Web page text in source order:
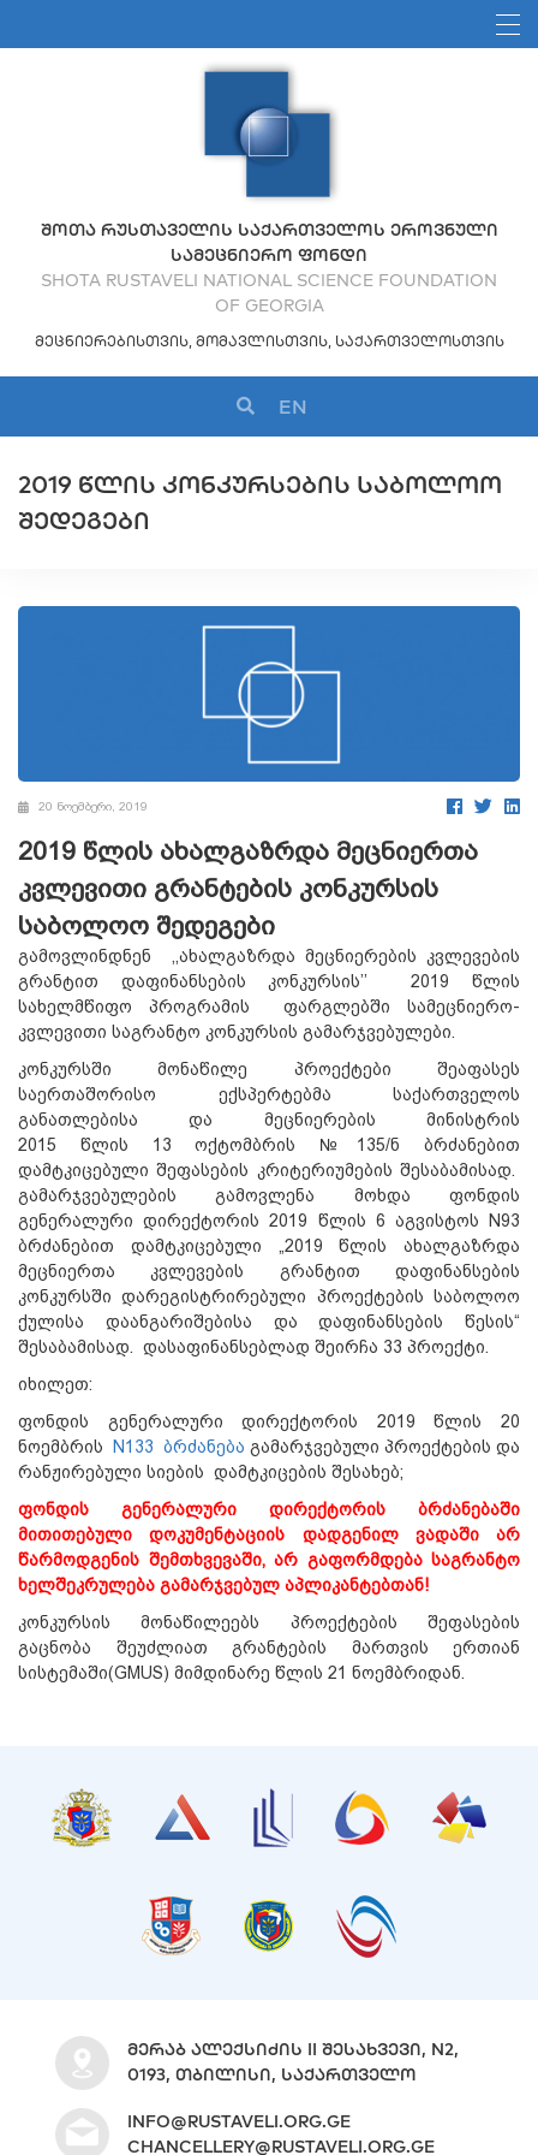
ᲨᲝᲗᲐ ᲠᲣᲡᲗᲐᲕᲔᲚᲘᲡ ᲡᲐᲥᲐᲠᲗᲕᲔᲚᲝᲡ ᲔᲠᲝᲕᲜᲣᲚᲘ
ᲡᲐᲛᲔᲪᲜᲘᲔᲠᲝ ᲤᲝᲜᲓᲘ
SHOTA RUSTAVELI NATIONAL SCIENCE FOUNDATION
OF GEORGIA
ᲛᲔᲪᲜᲘᲔᲠᲔᲑᲘᲡᲗᲕᲘᲡ, ᲛᲝᲛᲐᲕᲚᲘᲡᲗᲕᲘᲡ, ᲡᲐᲥᲐᲠᲗᲕᲔᲚᲝᲡᲗᲕᲘᲡ
EN
2019 ᲬᲚᲘᲡ ᲙᲝᲜᲙᲣᲠᲡᲔᲑᲘᲡ ᲡᲐᲑᲝᲚᲝᲝ
ᲨᲔᲓᲔᲒᲔᲑᲘ
20 ნოემბერი, 2019
2019 წლის ახალგაზრდა მეცნიერთა
კვლევითი გრანტების კონკურსის
საბოლოო შედეგები
გამოვლინდნენ ,,ახალგაზრდა მეცნიერების კვლევების
გრანტით დაფინანსების კონკურსის’’ 2019 წლის
სახელმწიფო პროგრამის ფარგლებში სამეცნიერო-
კვლევითი საგრანტო კონკურსის გამარჯვებულები.
კონკურსში მონაწილე პროექტები შეაფასეს
საერთაშორისო ექსპერტებმა საქართველოს
განათლებისა და მეცნიერების მინისტრის
2015 წლის 13 ოქტომბრის №135/ნ ბრძანებით
დამტკიცებული შეფასების კრიტერიუმების შესაბამისად.
გამარჯვებულების გამოვლენა მოხდა ფონდის
გენერალური დირექტორის 2019 წლის 6 აგვისტოს N93
ბრძანებით დამტკიცებული „2019 წლის ახალგაზრდა
მეცნიერთა კვლევების გრანტით დაფინანსების
კონკურსში დარეგისტრირებული პროექტების საბოლოო
ქულისა დაანგარიშებისა და დაფინანსების წესის“
შესაბამისად. დასაფინანსებლად შეირჩა 33 პროექტი.
იხილეთ:
ფონდის გენერალური დირექტორის 2019 წლის 20
ნოემბრის
N133 ბრძანება გამარჯვებული პროექტების და
რანჟირებული სიების დამტკიცების შესახებ;
ფონდის გენერალური დირექტორის ბრძანებაში
მითითებული დოკუმენტაციის დადგენილ ვადაში არ
წარმოდგენის შემთხვევაში, არ გაფორმდება საგრანტო
ხელშეკრულება გამარჯვებულ აპლიკანტებთან!
კონკურსის მონაწილეებს პროექტების შეფასების
გაცნობა შეუძლიათ გრანტების მართვის ერთიან
სისტემაში(GMUS) მიმდინარე წლის 21 ნოემბრიდან.
ᲛᲔᲠᲐᲑ ᲐᲚᲔᲥᲡᲘᲫᲘᲡ II ᲨᲔᲡᲐᲮᲕᲔᲕᲘ, N2,
0193, ᲗᲑᲘᲚᲘᲡᲘ, ᲡᲐᲥᲐᲠᲗᲕᲔᲚᲝ
INFO@RUSTAVELI.ORG.GE
CHANCELLERY@RUSTAVELI.ORG.GE